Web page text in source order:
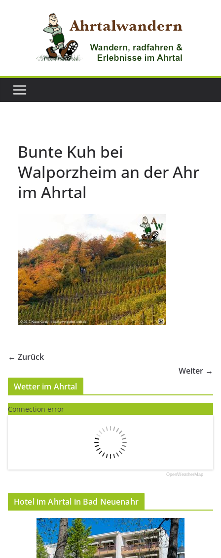
Bunte Kuh bei
Walporzheim an der Ahr
im Ahrtal
← Zurück
Weiter →
Wetter im Ahrtal
Connection error
OpenWeatherMap
Hotel im Ahrtal in Bad Neuenahr